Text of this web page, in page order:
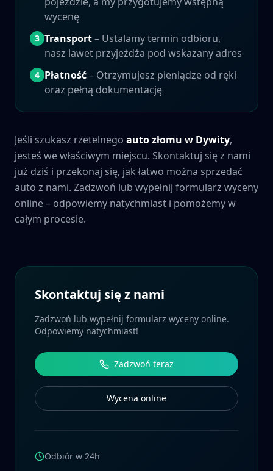
wycenę
3 Transport– Ustalamy termin odbioru,
nasz lawet przyjeżdża pod wskazany adres
4 Płatność– Otrzymujesz pieniądze od ręki
oraz pełną dokumentację
Jeśli szukasz rzetelnego auto złomu w Dywity,
jesteś we właściwym miejscu. Skontaktuj się z nami
już dziś i przekonaj się, jak łatwo można sprzedać
auto z nami. Zadzwoń lub wypełnij formularz wyceny
online – odpowiemy natychmiast i pomożemy w
całym procesie.
Skontaktuj się z nami
Zadzwoń lub wypełnij formularz wyceny online.
Odpowiemy natychmiast!
Zadzwoń teraz
Wycena online
Odbiór w 24h